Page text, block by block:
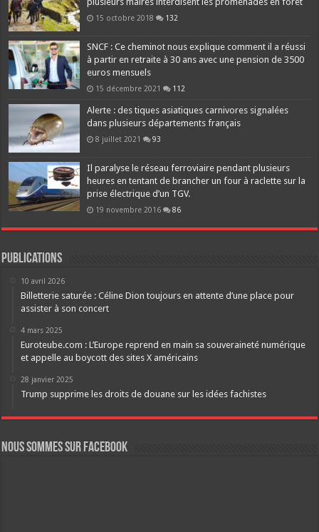
15 octobre 2018 132
SNCF : Ce cheminot nous explique comment il a réussi
à partir en retraite à 30 ans avec une pension de 3500
euros mensuels
15 décembre 2021 112
Alerte : des tiques asiatiques carnivores signalées
dans plusieurs départements français
8 juillet 2021 93
Il paralyse le réseau ferroviaire pendant plusieurs
heures en tentant de brancher un four à raclette sur la
prise électrique d’un TGV.
19 novembre 2016 86
Publications
10 avril 2026
Billetterie saturée : Céline Dion toujours en attente d’une place pour
assister à son concert
4 mars 2025
Euroteube.com : L’Europe reprend en main sa souveraineté numérique
et appelle au boycott des sites X américains
28 janvier 2025
Trump supprime les droits de douane sur les idées fachistes
Nous sommes sur FaceBook